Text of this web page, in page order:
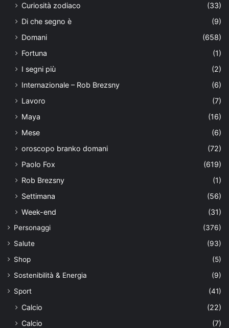
Curiosità zodiaco
(33)
Di che segno è
(9)
Domani
(658)
Fortuna
(1)
I segni più
(2)
Internazionale – Rob Brezsny
(6)
Lavoro
(7)
Maya
(16)
Mese
(6)
oroscopo branko domani
(72)
Paolo Fox
(619)
Rob Brezsny
(1)
Settimana
(56)
Week-end
(31)
Personaggi
(376)
Salute
(93)
Shop
(5)
Sostenibilità & Energia
(9)
Sport
(41)
Calcio
(22)
Calcio
(7)